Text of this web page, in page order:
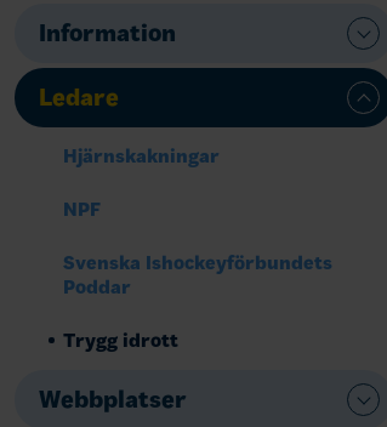
Information
Ledare
Hjärnskakningar
NPF
Svenska Ishockeyförbundets
Poddar
Trygg idrott
Webbplatser